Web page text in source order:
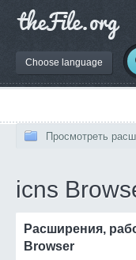
Choose language
Просмотреть
icns
Расширения,
Browser